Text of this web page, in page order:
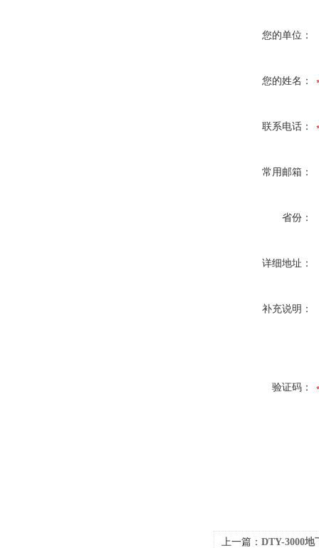
您的单位：
您的姓名：
联系电话：
常用邮箱：
省份：
详细地址：
补充说明：
验证码：
上一篇： DTY-3000地